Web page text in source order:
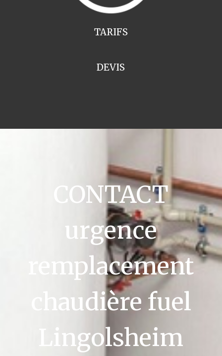
TARIFS
DEVIS
CONTACT
urgence
remplacement
chaudière fuel
Lingolsheim